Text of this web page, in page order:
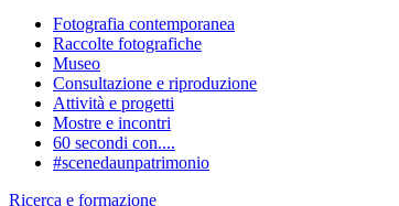
Fotografia contemporanea
Raccolte fotografiche
Museo
Consultazione e riproduzione
Attività e progetti
Mostre e incontri
60 secondi con....
#scenedaunpatrimonio
Ricerca e formazione